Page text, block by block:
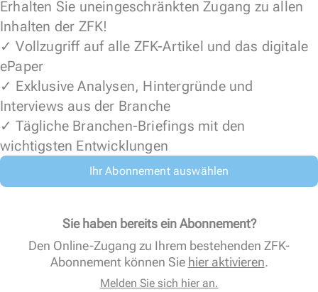
Erhalten Sie uneingeschränkten Zugang zu allen
Inhalten der ZFK!
✓ Vollzugriff auf alle ZFK-Artikel und das digitale
ePaper
✓ Exklusive Analysen, Hintergründe und
Interviews aus der Branche
✓ Tägliche Branchen-Briefings mit den
wichtigsten Entwicklungen
Ihr Abonnement auswählen
Sie haben bereits ein Abonnement?
Den Online-Zugang zu Ihrem bestehenden ZFK-
Abonnement können Sie hier aktivieren.
Melden Sie sich hier an.